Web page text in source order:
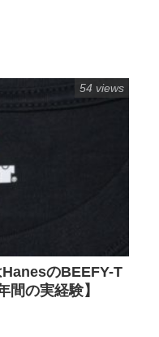
HanesのBEEFY-T
間の実経験】
54 views